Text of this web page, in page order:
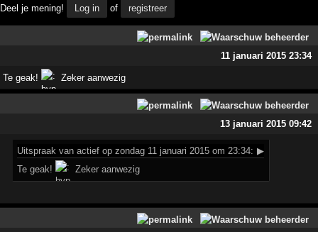
Deel je mening! Log in of registreer
11 januari 2015 23:34
Te geak! Zeker aanwezig
13 januari 2015 09:42
Uitspraak van actief op zondag 11 januari 2015 om 23:34: ▶
Te geak!
Zeker aanwezig